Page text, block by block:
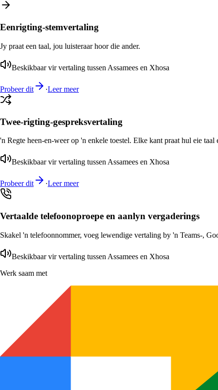
Eenrigting-stemvertaling
Jy praat een taal, jou luisteraar hoor die ander.
Beskikbaar vir vertaling tussen Assamees en Xhosa
Probeer dit ·Leer meer
Twee-rigting-gespreksvertaling
'n Regte heen-en-weer op 'n enkele toestel. Elke kant praat hul eie taal
Beskikbaar vir vertaling tussen Assamees en Xhosa
Probeer dit ·Leer meer
Vertaalde telefoonoproepe en aanlyn vergaderings
Skakel 'n telefoonnommer, voeg lewendige vertaling by 'n Teams-,
Beskikbaar vir vertaling tussen Assamees en Xhosa
Werk saam met